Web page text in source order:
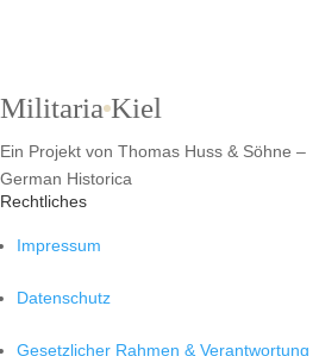
Militaria Kiel
Ein Projekt von Thomas Huss & Söhne –
German Historica
Rechtliches
Impressum
Datenschutz
Gesetzlicher Rahmen & Verantwortung